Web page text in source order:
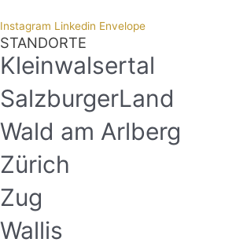
Instagram Linkedin Envelope
STANDORTE
Kleinwalsertal
SalzburgerLand
Wald am Arlberg
Zürich
Zug
Wallis